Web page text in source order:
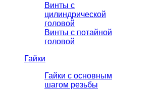
Винты с
цилиндрической
головой
Винты с потайной
головой
Гайки
Гайки с основным
шагом резьбы